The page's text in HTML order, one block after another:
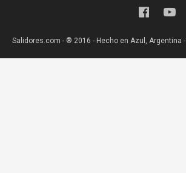
Salidores.com - ® 2016 - Hecho en Azul, Argentina -